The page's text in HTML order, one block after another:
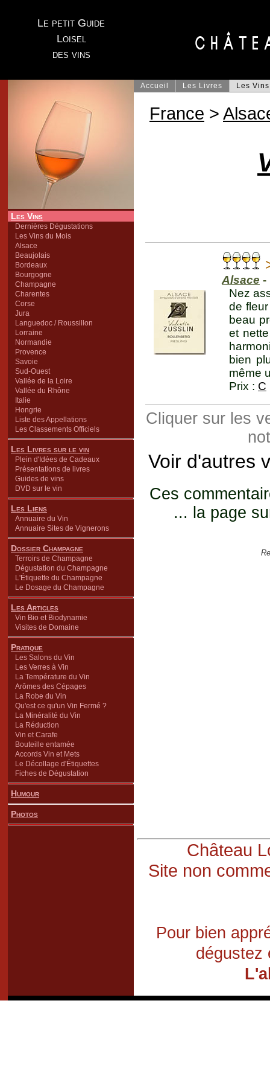
Le petit Guide
Loisel
des vins
Les Vins
Dernières Dégustations
Les Vins du Mois
Alsace
Beaujolais
Bordeaux
Bourgogne
Champagne
Charentes
Corse
Jura
Languedoc / Roussillon
Lorraine
Normandie
Provence
Savoie
Sud-Ouest
Vallée de la Loire
Vallée du Rhône
Italie
Hongrie
Liste des Appellations
Les Classements Officiels
Les Livres sur le vin
Plein d'Idées de Cadeaux
Présentations de livres
Guides de vins
DVD sur le vin
Les Liens
Annuaire du Vin
Annuaire Sites de Vignerons
Dossier Champagne
Terroirs de Champagne
Dégustation du Champagne
L'Étiquette du Champagne
Le Dosage du Champagne
Les Articles
Vin Bio et Biodynamie
Visites de Domaine
Pratique
Les Salons du Vin
Les Verres à Vin
La Température du Vin
Arômes des Cépages
La Robe du Vin
Qu'est ce qu'un Vin Fermé ?
La Minéralité du Vin
La Réduction
Vin et Carafe
Bouteille entamée
Accords Vin et Mets
Le Décollage d'Étiquettes
Fiches de Dégustation
Humour
Photos
Accueil Les Livres Les Vins
France >
Alsace -
Nez
de
beau
et
bien
même
Prix : C
Cliquer sur les
Voir d'autres
Ces
... la page
Château
Site non
Pour bien
dégustez